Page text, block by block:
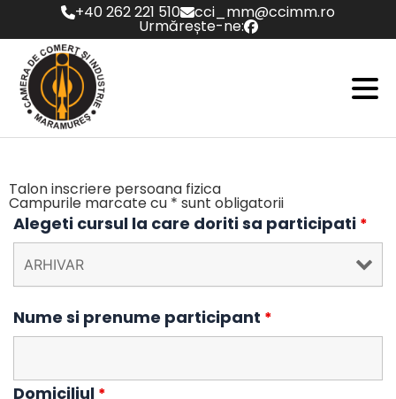
content
+40 262 221 510 cci_mm@ccimm.ro
Urmărește-ne:
Talon inscriere persoana fizica
Campurile marcate cu * sunt obligatorii
Alegeti cursul la care doriti sa participati *
Nume si prenume participant *
Domiciliul *